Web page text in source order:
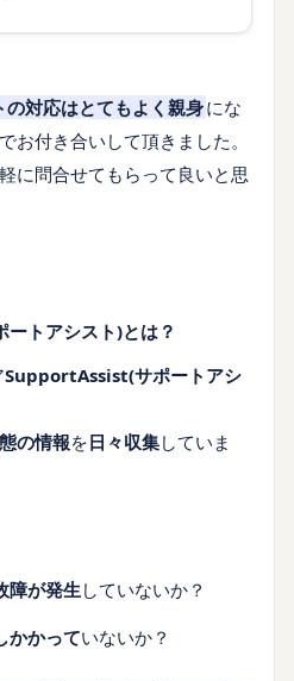
の対応はとてもよく親身にな
お付き合いして頂きました。
に問合せてもらって良いと思
トアシスト)とは？
SupportAssist(サポートアシ
の情報を日々収集していま
障が発生していないか？
かかっていないか？